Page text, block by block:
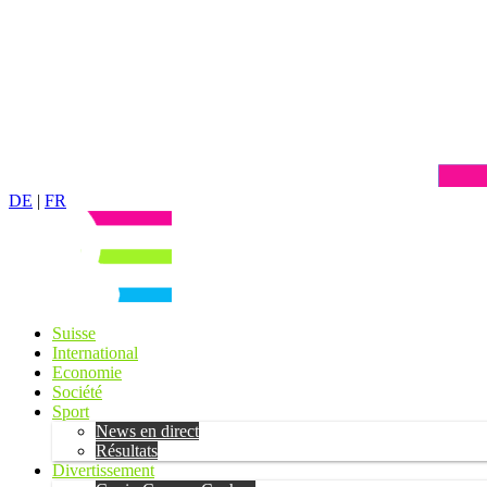
DE | FR
Suisse
International
Economie
Société
Sport
News en direct
Résultats
Divertissement